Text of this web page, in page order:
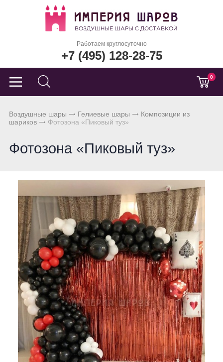
Работаем круглосуточно
+7 (495) 128-28-75
0
Воздушные шары Гелиевые шары
Композиции из
шариков
Фотозона «Пиковый туз»
Фотозона «Пиковый туз»